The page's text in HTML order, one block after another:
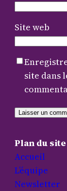
Site web
site dans
Plan du
Accueil
L’équipe
Newsletter